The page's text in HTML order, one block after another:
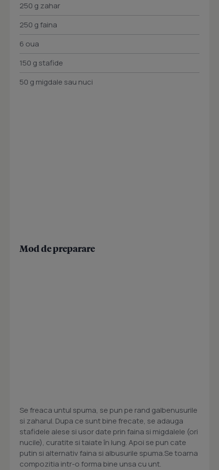
250 g zahar
250 g faina
6 oua
150 g stafide
50 g migdale sau nuci
Mod de preparare
Se freaca untul spuma, se pun pe rand galbenusurile
si zaharul. Dupa ce sunt bine frecate, se adauga
stafidele alese si usor date prin faina si migdalele (ori
nucile), curatite si taiate în lung. Apoi se pun cate
putin si alternativ faina si albusurile spuma.Se toarna
compozitia intr-o forma bine unsa cu unt.